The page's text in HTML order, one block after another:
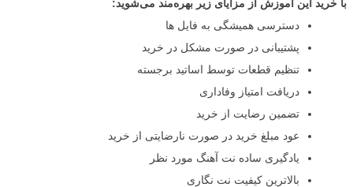
با خرید این آموزش از مزایای زیر بهره‌مند می‌شوید:
دسترسی همیشگی به فایل ها
پشتیبانی در صورت مشکل در خرید
تنظیم قطعات توسط اساتید برجسته
دریافت امتیاز وفاداری
تضمین رضایت از خرید
عود مبلغ خرید در صورت نارضایتی از خرید
یادگیری ساده نت آهنگ مورد نظر
بالاترین کیفیت نت نگاری